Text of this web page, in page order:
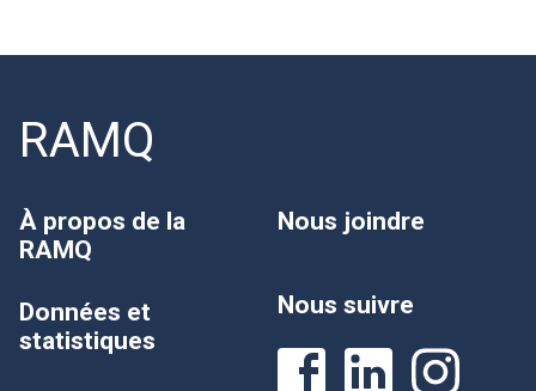
RAMQ
À propos de la
RAMQ
Données et
statistiques
Nous joindre
Nous suivre